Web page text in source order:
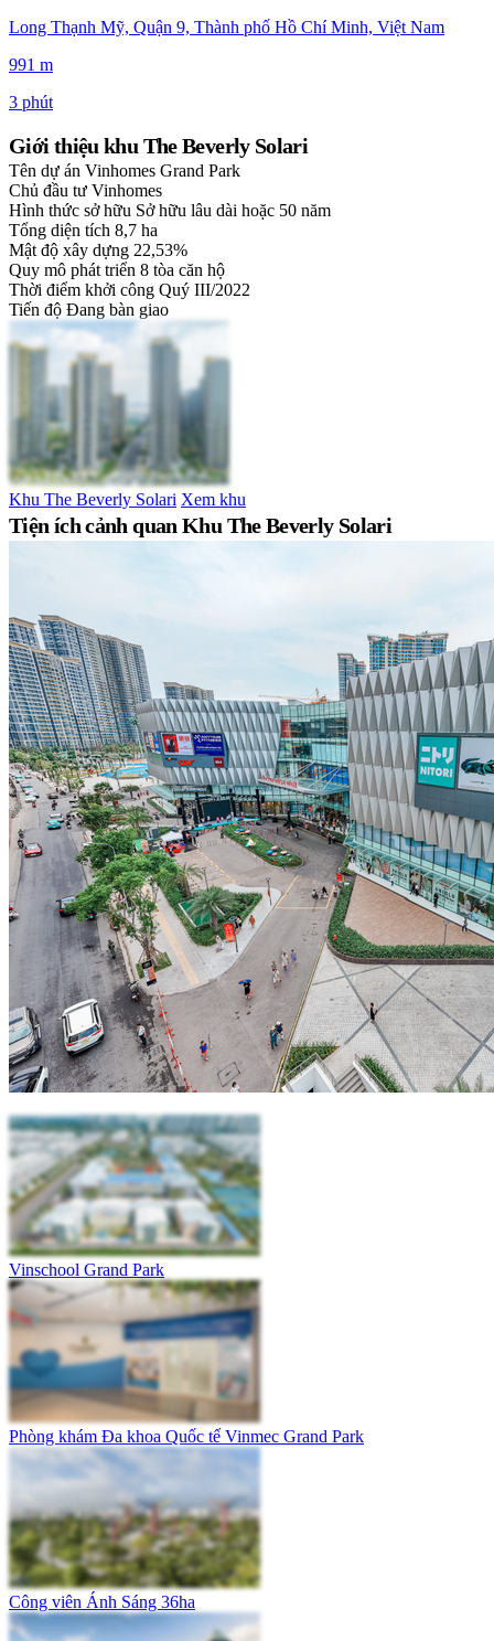
Long Thạnh Mỹ, Quận 9, Thành phố Hồ Chí Minh, Việt Nam
991 m
3 phút
Giới thiệu khu The Beverly Solari
Tên dự án Vinhomes Grand Park
Chủ đầu tư Vinhomes
Hình thức sở hữu Sở hữu lâu dài hoặc 50 năm
Tổng diện tích 8,7 ha
Mật độ xây dựng 22,53%
Quy mô phát triển 8 tòa căn hộ
Thời điểm khởi công Quý III/2022
Tiến độ Đang bàn giao
Khu The Beverly Solari Xem khu
Tiện ích cảnh quan Khu The Beverly Solari
Vinschool Grand Park
Phòng khám Đa khoa Quốc tế Vinmec Grand Park
Công viên Ánh Sáng 36ha